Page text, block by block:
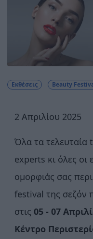
Εκθέσεις Beauty
2 Απριλίου 2025
Όλα τα τελευταία
experts κι όλες οι
ομορφιάς σας
festival της σεζόν
στις 05 - 07
Κέντρο